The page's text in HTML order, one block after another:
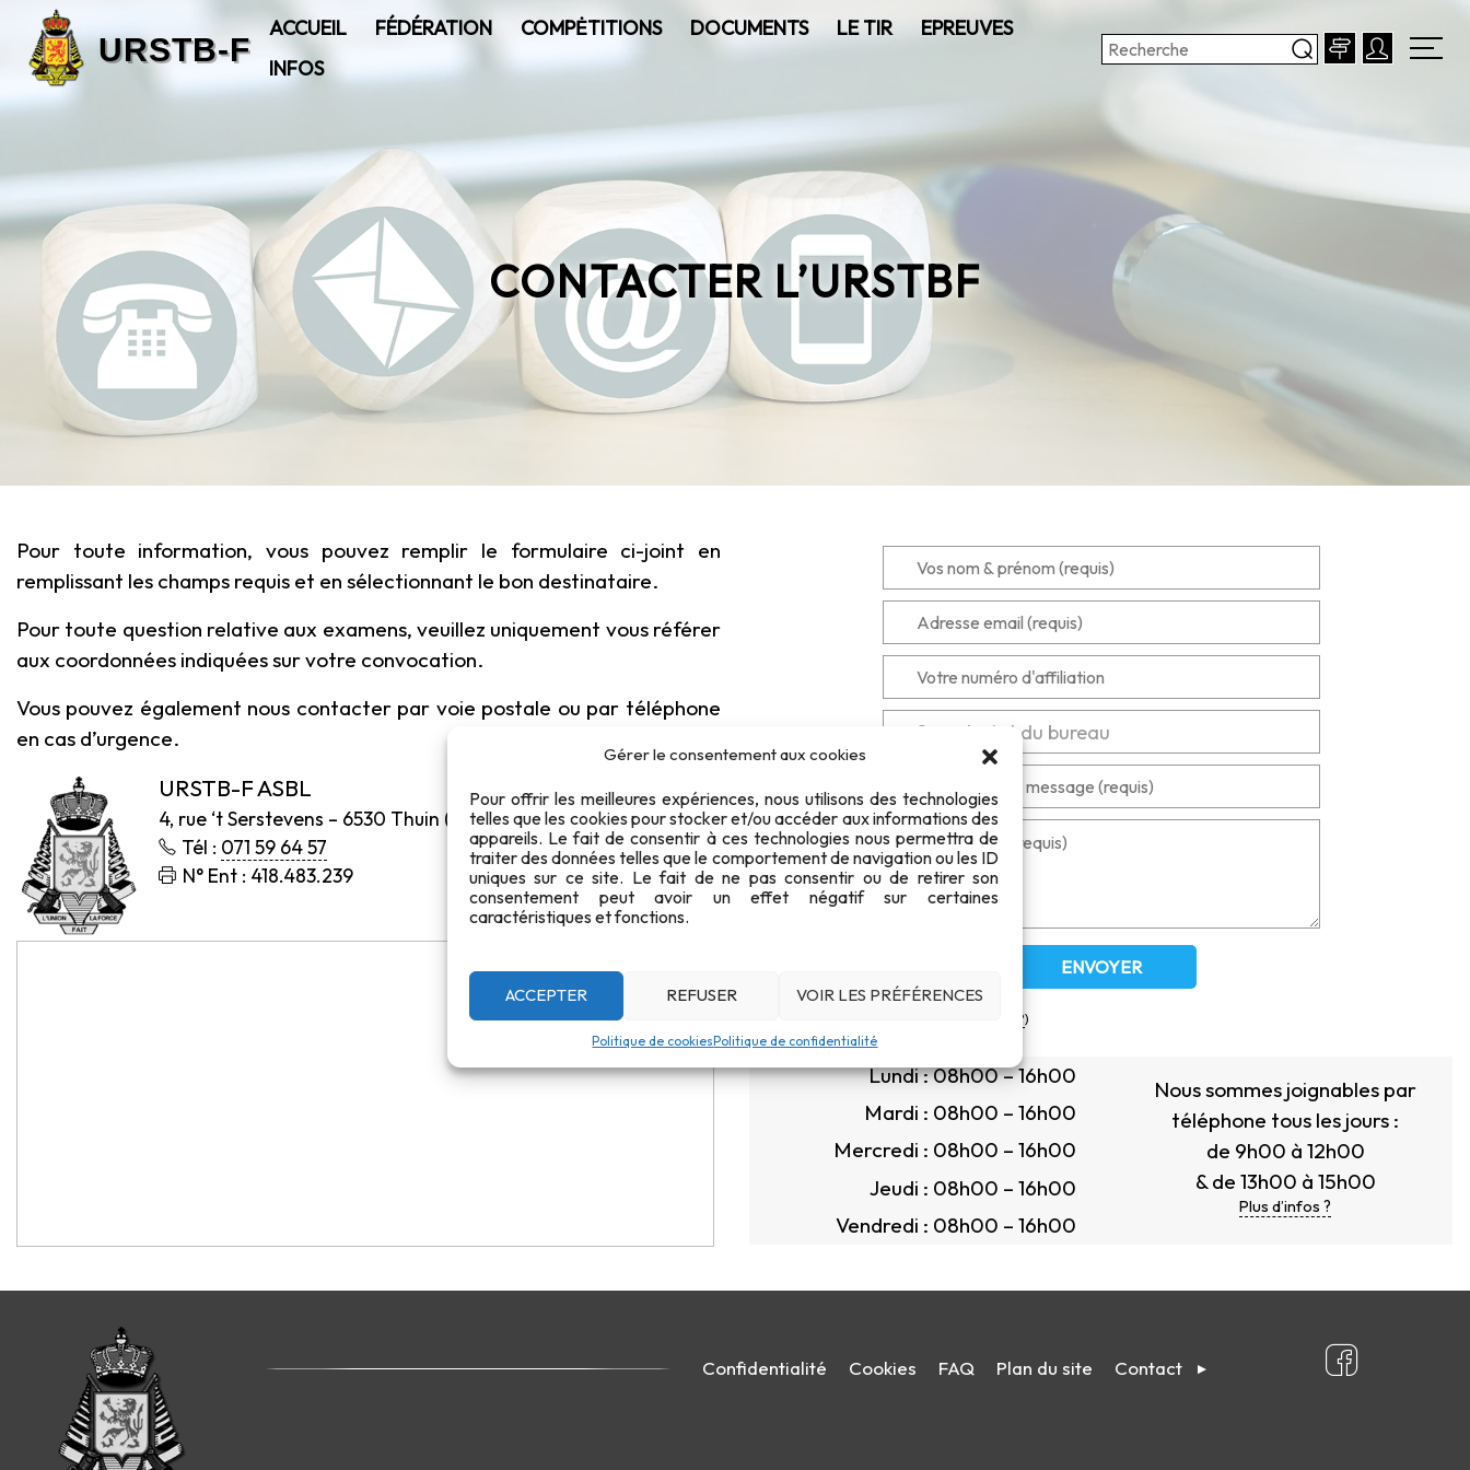
Gérer le consentement aux cookies
Pour offrir les meilleures expériences, nous utilisons des technologies
telles que les cookies pour stocker et/ou accéder aux informations des
appareils. Le fait de consentir à ces technologies nous permettra de
traiter des données telles que le comportement de navigation ou les ID
uniques sur ce site. Le fait de ne pas consentir ou de retirer son
consentement peut avoir un effet négatif sur certaines
caractéristiques et fonctions.
ACCEPTER REFUSER VOIR LES PRÉFÉRENCES
Politique de cookiesPolitique de confidentialité
ACCUEIL FÉDÉRATION COMPĖTITIONS DOCUMENTS LE TIR
EPREUVES
INFOS
CONTACTER L’URSTBF
Pour toute information, vous pouvez remplir le formulaire ci-joint en
remplissant les champs requis et en sélectionnant le bon destinataire.
Pour toute question relative aux examens, veuillez uniquement vous référer
aux coordonnées indiquées sur votre convocation.
Vous pouvez également nous contacter par voie postale ou par téléphone
en cas d’urgence.
URSTB-F ASBL
4, rue ‘t Serstevens – 6530 Thuin ( Belgique)
Tél : 071 59 64 57
N° Ent : 418.483.239
Plus d’infos ?)
Lundi :08h00 – 16h00
Nous sommes joignables par
téléphone tous les jours :
de 9h00 à 12h00
& de 13h00 à 15h00
Plus d’infos ?
Mardi : 08h00 – 16h00
Mercredi : 08h00 – 16h00
Jeudi : 08h00 – 16h00
Vendredi : 08h00 – 16h00
Confidentialité Cookies FAQ Plan du site Contact